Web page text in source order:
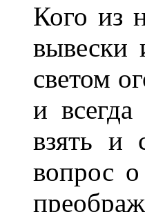
Кого из
вывески
светом
и
взять и
вопрос о